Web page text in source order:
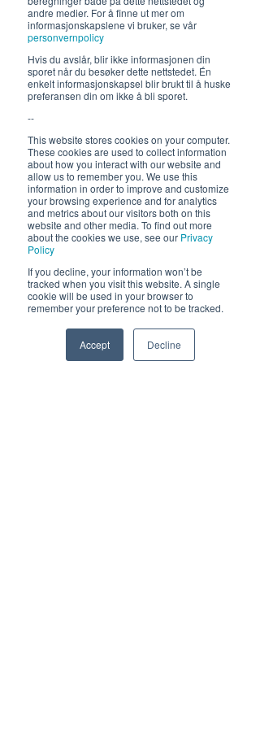
andre medier. For å finne ut mer om
informasjonskapslene vi bruker, se vår
personvernpolicy
Hvis du avslår, blir ikke informasjonen din
sporet når du besøker dette nettstedet. Én
enkelt informasjonskapsel blir brukt til å huske
preferansen din om ikke å bli sporet.
--
This website stores cookies on your computer.
These cookies are used to collect information
about how you interact with our website and
allow us to remember you. We use this
information in order to improve and customize
your browsing experience and for analytics
and metrics about our visitors both on this
website and other media. To find out more
about the cookies we use, see our Privacy
Policy
If you decline, your information won’t be
tracked when you visit this website. A single
cookie will be used in your browser to
remember your preference not to be tracked.
Accept Decline
neste sommer!
Send
Email Facebook